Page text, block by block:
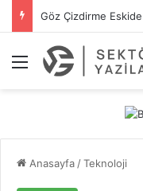
Menü
Anasayfa/Teknoloji